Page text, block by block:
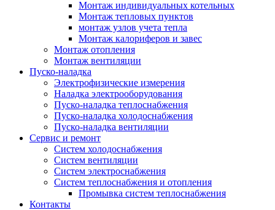
Монтаж индивидуальных котельных
Монтаж тепловых пунктов
монтаж узлов учета тепла
Монтаж калориферов и завес
Монтаж отопления
Монтаж вентиляции
Пуско-наладка
Электрофизические измерения
Наладка электрооборудования
Пуско-наладка теплоснабжения
Пуско-наладка холодоснабжения
Пуско-наладка вентиляции
Сервис и ремонт
Систем холодоснабжения
Систем вентиляции
Систем электроснабжения
Систем теплоснабжения и отопления
Промывка систем теплоснабжения
Контакты